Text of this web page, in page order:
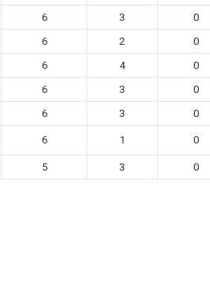
6 3 0
6 2 0
6 4 0
6 3 0
6 3 0
6 1 0
5 3 0